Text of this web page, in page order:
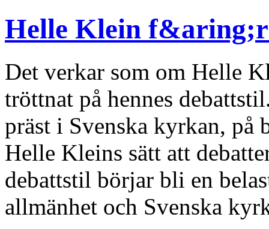
Helle Klein
Det verkar som om Helle
tröttnat på hennes
präst i Svenska kyrkan,
Helle Kleins sätt att
debattstil börjar bli en
allmänhet och Svenska